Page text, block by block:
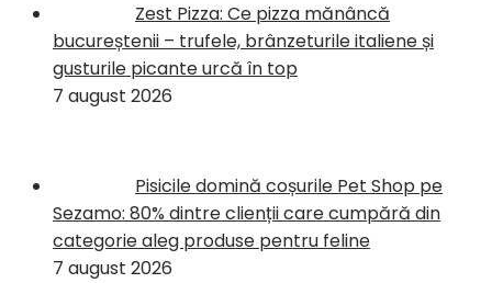
Zest Pizza: Ce pizza mănâncă
bucureștenii – trufele, brânzeturile italiene și
gusturile picante urcă în top
7 august 2026
Pisicile domină coșurile Pet Shop pe
Sezamo: 80% dintre clienții care cumpără din
categorie aleg produse pentru feline
7 august 2026